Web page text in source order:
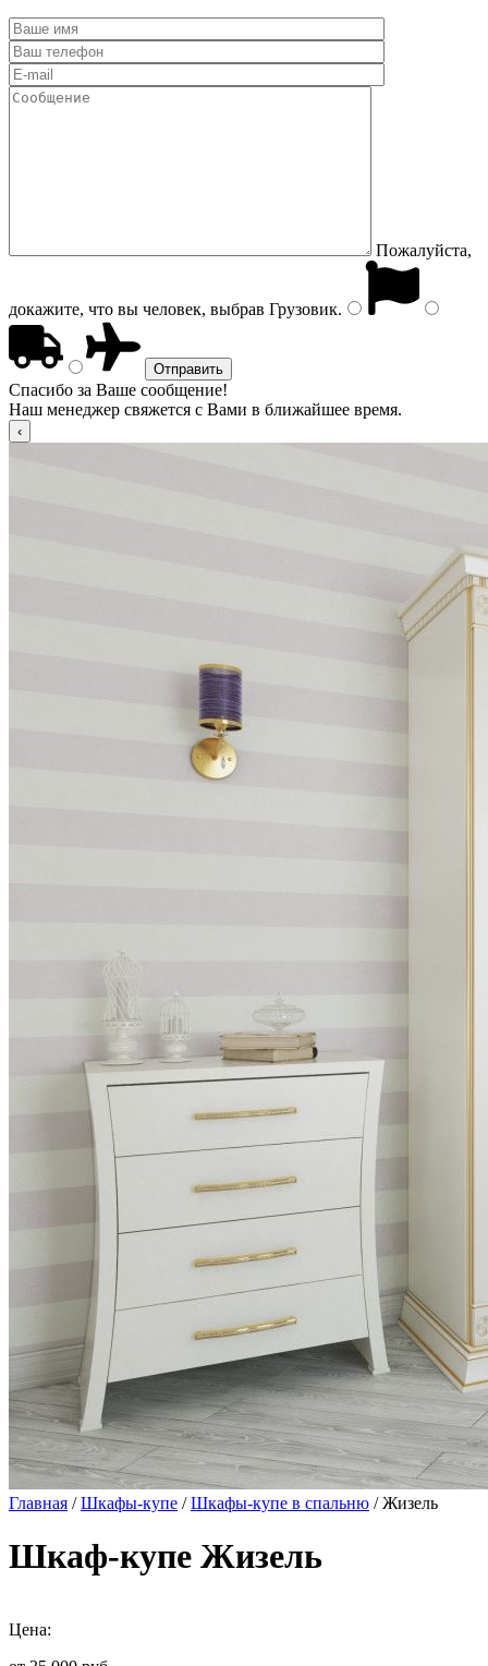
Пожалуйста,
докажите, что вы человек, выбрав Грузовик.
Спасибо за Ваше сообщение!
Наш менеджер свяжется с Вами в ближайшее время.
Главная /Шкафы-купе /Шкафы-купе в спальню / Жизель
Шкаф-купе Жизель
Цена: